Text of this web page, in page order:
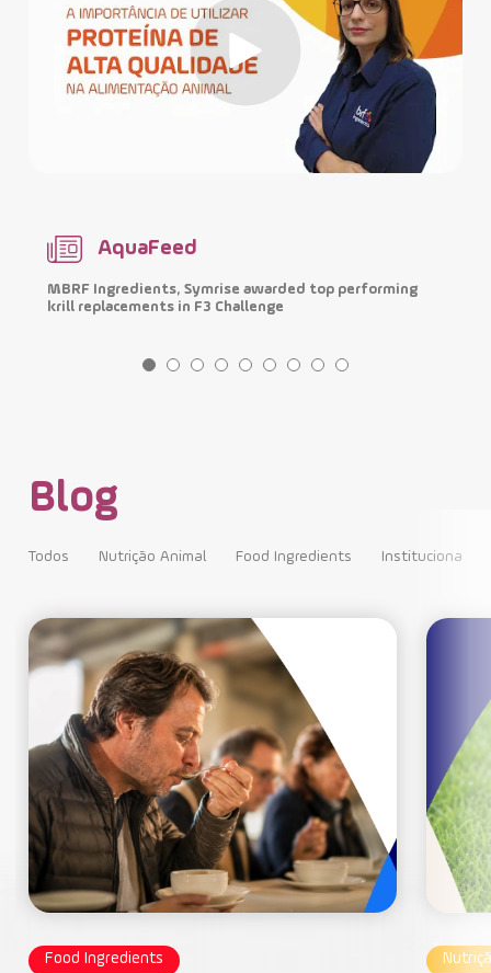
AquaFeed
MBRF Ingredients, Symrise awarded top performing
krill replacements in F3 Challenge
Blog
Todos Nutrição Animal Food Ingredients Institucional
Food Ingredients